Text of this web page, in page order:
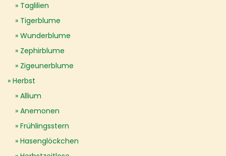
Taglilien
Tigerblume
Wunderblume
Zephirblume
Zigeunerblume
Herbst
Allium
Anemonen
Frühlingsstern
Hasenglöckchen